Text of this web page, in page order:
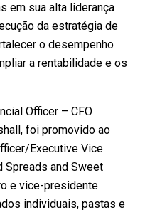
em sua alta liderança
da estratégia de
o desempenho
a rentabilidade e os
Officer – CFO
foi promovido ao
Executive Vice
Spreads and Sweet
e vice-presidente
individuais, pastas e